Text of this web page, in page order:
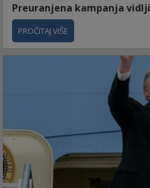
Preuranjena kampanja
PROČITAJ VIŠE